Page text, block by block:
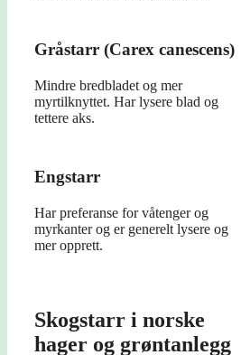
Gråstarr (Carex canescens)
Mindre bredbladet og mer
myrtilknyttet. Har lysere blad og
tettere aks.
Engstarr
Har preferanse for våtenger og
myrkanter og er generelt lysere og
mer opprett.
Skogstarr i norske
hager og grøntanlegg